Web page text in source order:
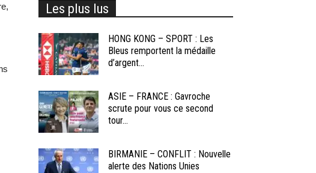
Les plus lus
HONG KONG – SPORT : Les
Bleus remportent la médaille
d’argent...
ASIE – FRANCE : Gavroche
scrute pour vous ce second
tour...
BIRMANIE – CONFLIT : Nouvelle
alerte des Nations Unies